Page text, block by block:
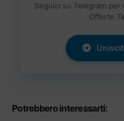
Seguici su Telegram
Offerte
Potrebbero interessarti: